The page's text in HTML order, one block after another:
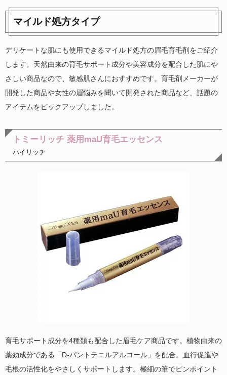
マイルド処方タイプ
デリケートな肌にも使用できるマイルド処方の眉毛育毛剤をご紹介
します。天然由来の育毛サポート成分や美容成分を配合した肌にや
さしい商品なので、敏感肌さんにおすすめです。育毛剤メーカーが
開発した商品や女性の眉悩みを聞いて開発された商品など、話題の
アイテムをピックアップしました。
トミーリッチ 薬用maU育毛エッセンス
ハイリッチ
育毛サポート成分を4種類も配合した眉毛ケア商品です。植物由来の
薬効成分である「D-パントテニルアルコール」を配合。血行促進や
毛根の活性化をやさしくサポートします。極細の筆でピンポイント